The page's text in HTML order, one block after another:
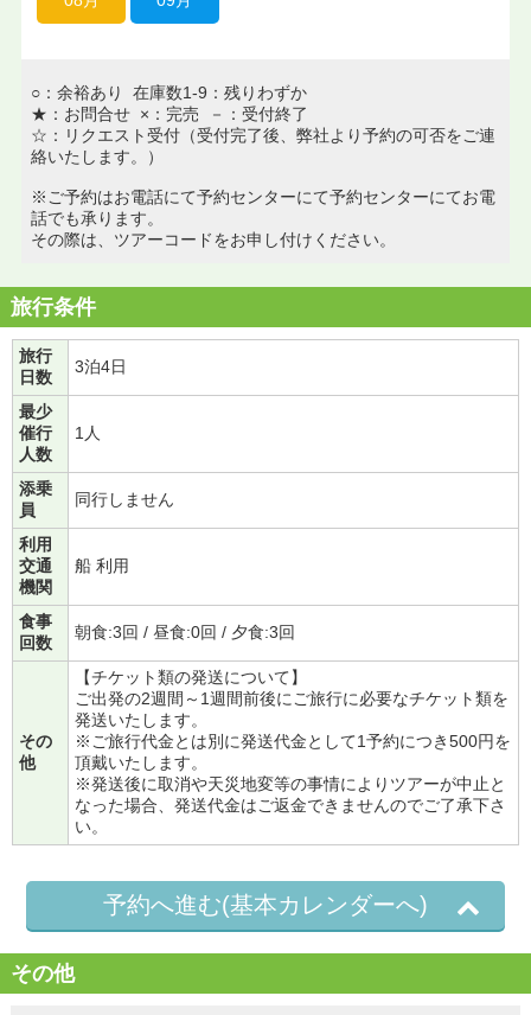
○：余裕あり 在庫数1-9：残りわずか
★：お問合せ ×：完売 －：受付終了
☆：リクエスト受付（受付完了後、弊社より予約の可否をご連
絡いたします。）
※ご予約はお電話にて予約センターにて予約センターにてお電
話でも承ります。
その際は、ツアーコードをお申し付けください。
旅行条件
旅行
日数
3泊4日
最少
催行
人数
1人
添乗
員
同行しません
利用
交通
機関
船 利用
食事
回数
朝食:3回 / 昼食:0回 / 夕食:3回
その
他
【チケット類の発送について】
ご出発の2週間～1週間前後にご旅行に必要なチケット類を
発送いたします。
※ご旅行代金とは別に発送代金として1予約につき500円を
頂戴いたします。
※発送後に取消や天災地変等の事情によりツアーが中止と
なった場合、発送代金はご返金できませんのでご了承下さ
い。
予約へ進む(基本カレンダーへ)
その他